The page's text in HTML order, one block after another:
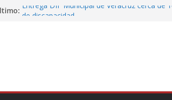
Entrega DIF Municipal de Veracruz cerca de
representar riesgos; no es tala ilegal